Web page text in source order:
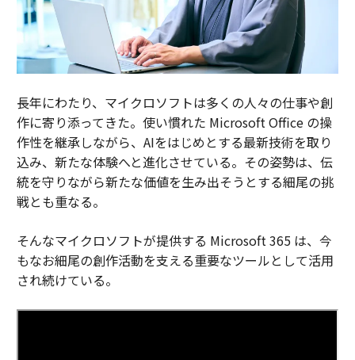
長年にわたり、マイクロソフトは多くの人々の仕事や創
作に寄り添ってきた。使い慣れた Microsoft Office の操
作性を継承しながら、AIをはじめとする最新技術を取り
込み、新たな体験へと進化させている。その姿勢は、伝
統を守りながら新たな価値を生み出そうとする細尾の挑
戦とも重なる。
そんなマイクロソフトが提供する Microsoft 365 は、今
もなお細尾の創作活動を支える重要なツールとして活用
され続けている。